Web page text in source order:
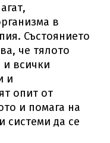
в
Състоянието
че тялото
всички
и
опит от
и помага на
системи да се